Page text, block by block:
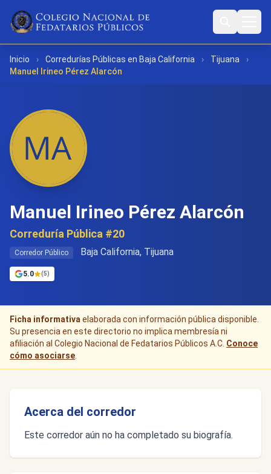
Inicio › Corredurías Públicas en Baja California › Tijuana
›
Manuel Irineo Pérez Alarcón
Manuel Irineo Pérez Alarcón
Correduría Pública #20
Corredor Público Baja California, Tijuana
5.0 (5)
Ficha informativa elaborada con información pública disponible.
Su presencia en este directorio no implica membresía ni
afiliación al Colegio Nacional de Fedatarios Públicos A.C. Conoce
cómo asociarse
Acerca del corredor
Este corredor aún no ha completado su biografía.